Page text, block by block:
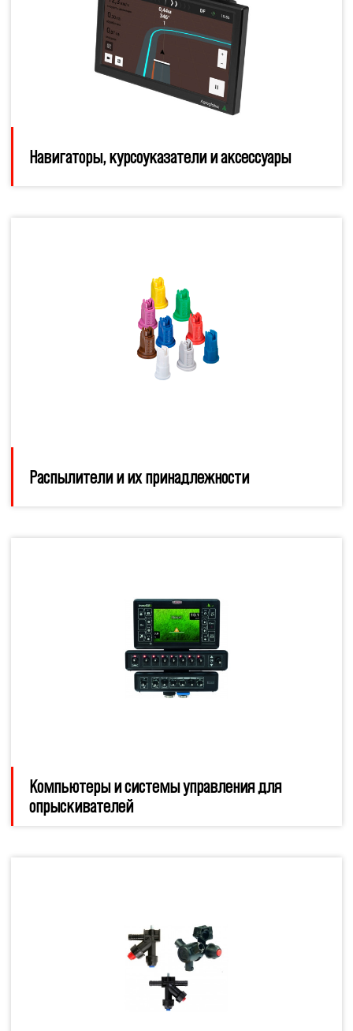
Навигаторы, курсоуказатели и аксессуары
Распылители и их принадлежности
Компьютеры и системы управления для
опрыскивателей